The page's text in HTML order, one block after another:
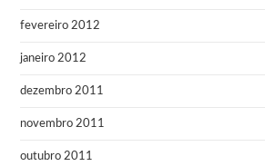
fevereiro 2012
janeiro 2012
dezembro 2011
novembro 2011
outubro 2011